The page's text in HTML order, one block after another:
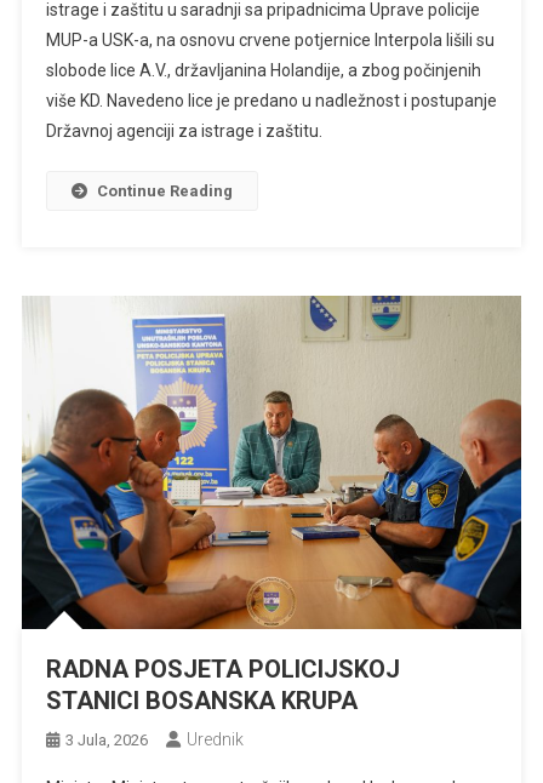
istrage i zaštitu u saradnji sa pripadnicima Uprave policije
MUP-a USK-a, na osnovu crvene potjernice Interpola lišili su
slobode lice A.V., državljanina Holandije, a zbog počinjenih
više KD. Navedeno lice je predano u nadležnost i postupanje
Državnoj agenciji za istrage i zaštitu.
Continue Reading
RADNA POSJETA POLICIJSKOJ
STANICI BOSANSKA KRUPA
3 Jula, 2026 Urednik